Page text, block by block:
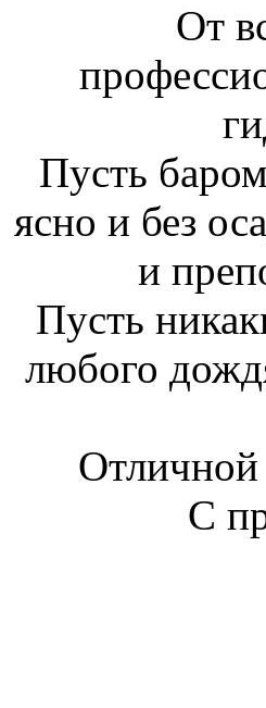
От
Пусть
ясно и без
и
Пусть
любого
Отличной
С